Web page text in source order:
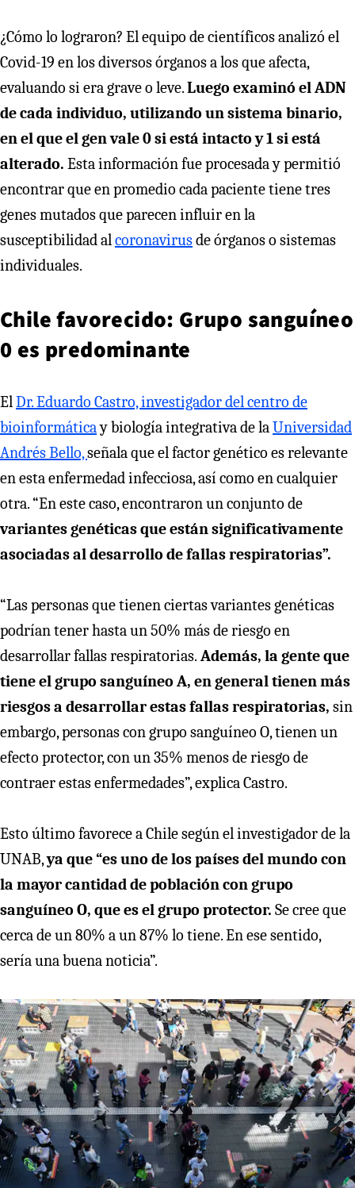
¿Cómo lo lograron? El equipo de científicos analizó el
Covid-19 en los diversos órganos a los que afecta,
evaluando si era grave o leve.Luego examinó el ADN
de cada individuo, utilizando un sistema binario,
en el que el gen vale 0 si está intacto y 1 si está
alterado. Esta información fue procesada y permitió
encontrar que en promedio cada paciente tiene tres
genes mutados que parecen influir en la
susceptibilidad alcoronavirusde órganos o sistemas
individuales.
Chile favorecido: Grupo sanguíneo
0 es predominante
ElDr. Eduardo Castro, investigador del centro de
bioinformáticay biología integrativa de laUniversidad
Andrés Bello,señala que el factor genético es relevante
en esta enfermedad infecciosa, así como en cualquier
otra. “En este caso, encontraron un conjunto de
variantes genéticas que están significativamente
asociadas al desarrollo de fallas respiratorias”.
“Las personas que tienen ciertas variantes genéticas
podrían tener hasta un 50% más de riesgo en
desarrollar fallas respiratorias. Además, la gente que
tiene el grupo sanguíneo A, en general tienen más
riesgos a desarrollar estas fallas respiratorias, sin
embargo, personas con grupo sanguíneo O, tienen un
efecto protector, con un 35% menos de riesgo de
contraer estas enfermedades”, explica Castro.
Esto último favorece a Chile según el investigador de la
UNAB,ya que “es uno de los países del mundo con
la mayor cantidad de población con grupo
sanguíneo O, que es el grupo protector. Se cree que
cerca de un 80% a un 87% lo tiene. En ese sentido,
sería una buena noticia”.